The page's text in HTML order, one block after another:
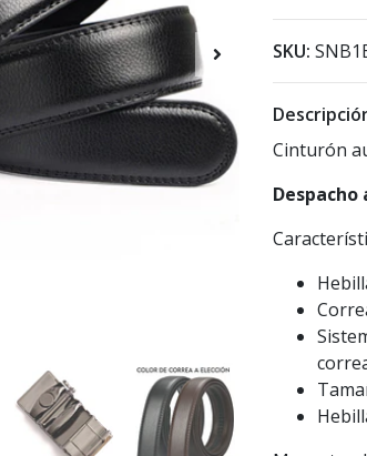
SKU:
Cinturón